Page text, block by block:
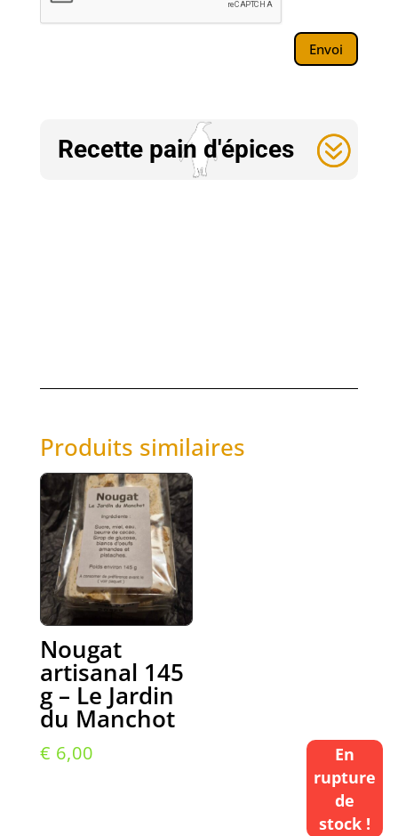
Envoi
Recette pain d'épices
Produits similaires
En
rupture
de
stock !
Nougat
artisanal 145
g – Le Jardin
du Manchot
€ 6,00